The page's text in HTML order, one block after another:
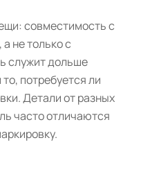
совместимость с
не только с
служит дольше
потребуется ли
Детали от разных
часто отличаются